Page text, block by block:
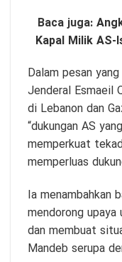
Baca juga:
Kapal Milik AS-
Dalam pesan
Jenderal Esmaeil
di Lebanon dan
“dukungan AS
memperkuat
memperluas
Ia menambahkan
mendorong
dan membuat
Mandeb serupa